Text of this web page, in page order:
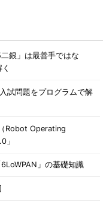
銀」は最善手ではな
問題をプログラムで解
Robot Operating
」
」の基礎知識